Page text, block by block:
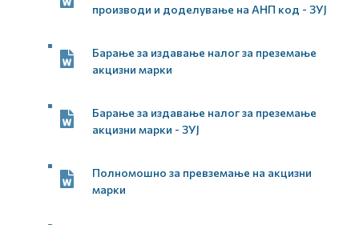
производи и доделување на АНП код - ЗУЈ
Барање за издавање налог за преземање
акцизни марки
Барање за издавање налог за преземање
акцизни марки - ЗУЈ
Полномошно за превземање на акцизни
марки